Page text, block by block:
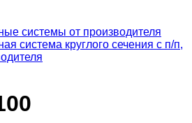
системы от производителя
система круглого сечения с п/п,